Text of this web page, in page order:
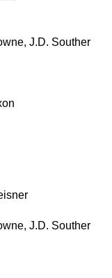
J.D. Souther
J.D. Souther